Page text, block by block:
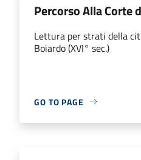
Percorso Alla Corte
Lettura per strati della
Boiardo (XVI° sec.)
GO TO PAGE